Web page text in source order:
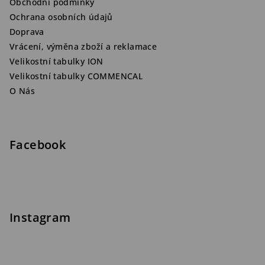
Obchodní podmínky
Ochrana osobních údajů
Doprava
Vrácení, výměna zboží a reklamace
Velikostní tabulky ION
Velikostní tabulky COMMENCAL
O Nás
Facebook
Instagram